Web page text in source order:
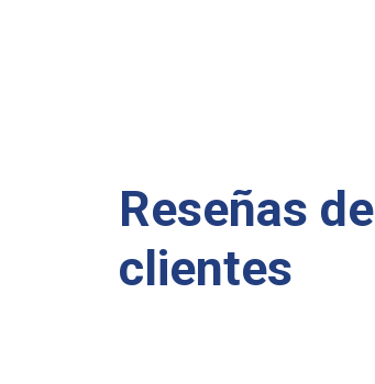
Reseñas de
clientes